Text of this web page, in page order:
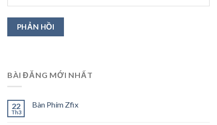
BÀI ĐĂNG MỚI NHẤT
22
Th3
Bàn Phím Zfix